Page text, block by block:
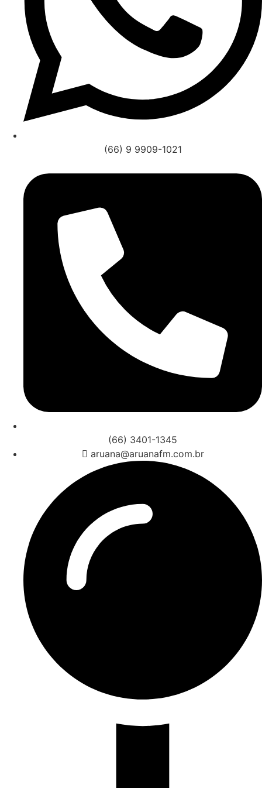
(66) 9 9909-1021
(66) 3401-1345
aruana@aruanafm.com.br